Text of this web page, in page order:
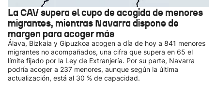
La CAV supera el cupo de acogida de menores
migrantes, mientras Navarra dispone de
margen para acoger más
Álava, Bizkaia y Gipuzkoa acogen a día de hoy a 841 menores
migrantes no acompañados, una cifra que supera en 65 el
límite fijado por la Ley de Extranjería. Por su parte, Navarra
podría acoger a 237 menores, aunque según la última
actualización, está al 30 % de capacidad.